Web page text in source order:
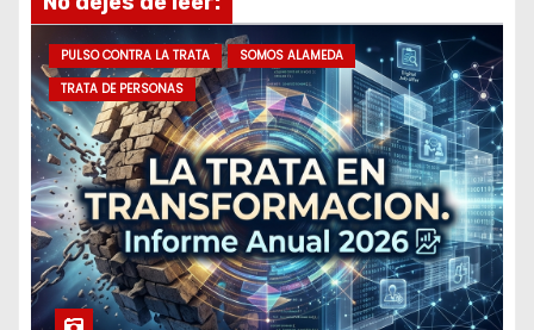
e
m
a
i
PULSO CONTRA LA TRATA
SOMOS ALAMEDA
TRATA DE PERSONAS